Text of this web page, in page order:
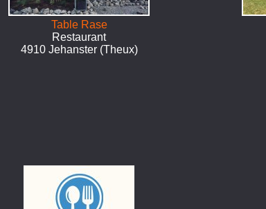
Table Rase
Restaurant
4910 Jehanster (Theux)